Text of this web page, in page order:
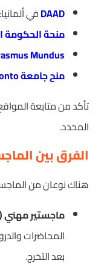
DAADفي ألمانيا:
منحة الحكومة
Mundus
منح جامعة Toronto
تأكد من متابعة
المحدد.
الفرق بين
هناك نوعان من
ماجستير مهني (Course-based)
المحاضرات
بعد التخرج.